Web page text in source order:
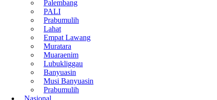
Palembang
PALI
Prabumulih
Lahat
Empat Lawang
Muratara
Muaraenim
Lubukliggau
Banyuasin
Musi Banyuasin
Prabumulih
Nasional